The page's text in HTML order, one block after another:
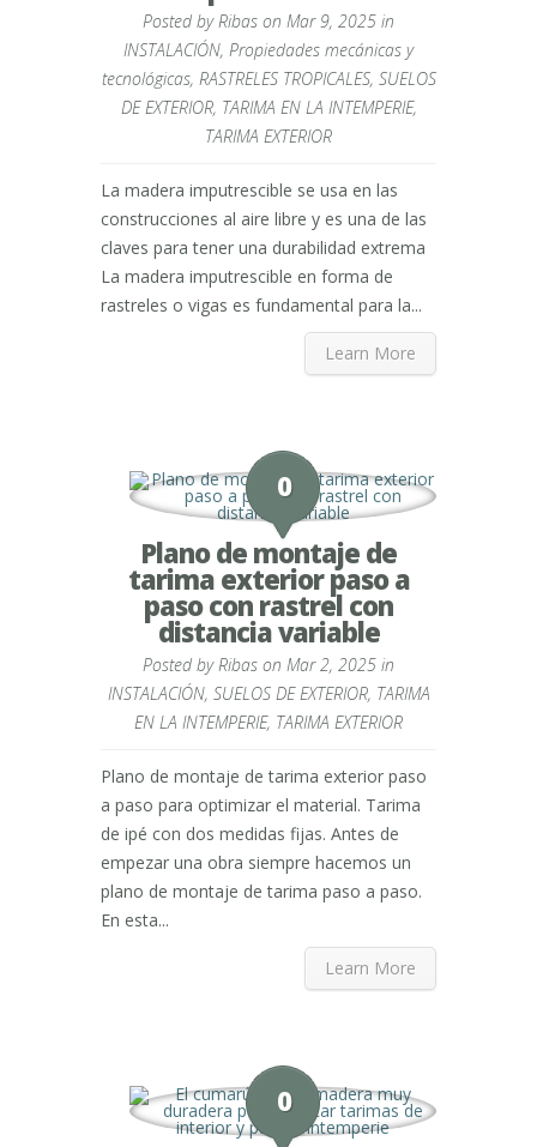
Posted by Ribas on Mar 9, 2025 in
INSTALACIÓN, Propiedades mecánicas y
tecnológicas, RASTRELES TROPICALES, SUELOS
DE EXTERIOR, TARIMA EN LA INTEMPERIE,
TARIMA EXTERIOR
La madera imputrescible se usa en las
construcciones al aire libre y es una de las
claves para tener una durabilidad extrema
La madera imputrescible en forma de
rastreles o vigas es fundamental para la...
Learn More
0
Plano de montaje de
tarima exterior paso a
paso con rastrel con
distancia variable
Posted by Ribas on Mar 2, 2025 in
INSTALACIÓN, SUELOS DE EXTERIOR, TARIMA
EN LA INTEMPERIE, TARIMA EXTERIOR
Plano de montaje de tarima exterior paso
a paso para optimizar el material. Tarima
de ipé con dos medidas fijas. Antes de
empezar una obra siempre hacemos un
plano de montaje de tarima paso a paso.
En esta...
Learn More
0